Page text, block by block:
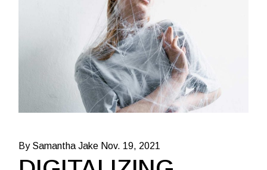
By Samantha Jake Nov. 19, 2021